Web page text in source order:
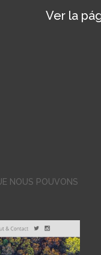
Ver la
NOUS POUVONS